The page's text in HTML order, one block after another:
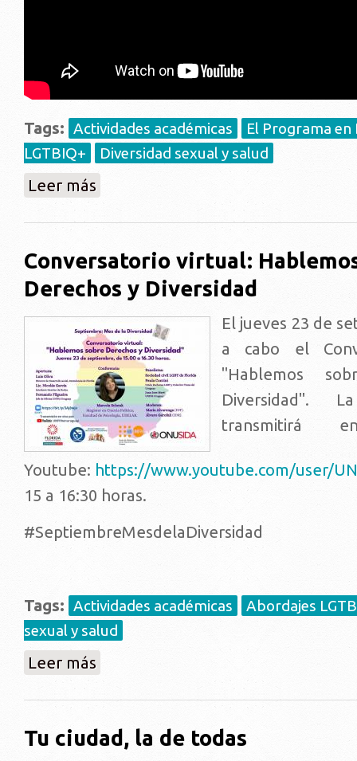
Tags: Actividades académicas
El Programa en
LGTBIQ+
Diversidad sexual y salud
Leer más
Conversatorio virtual:
Derechos y Diversidad
El jueves 23 de
a cabo el
"Hablemos
Diversidad".
transmitirá
Youtube: https://www.youtube.com/user/
15 a 16:30 horas.
#SeptiembreMesdelaDiversidad
Tags: Actividades académicas
Abordajes
sexual y salud
Leer más
Tu ciudad, la de todas